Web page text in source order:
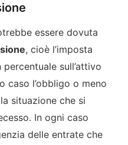
essere dovuta
, cioè l’imposta
sull’attivo
caso l’obbligo o meno
situazione che si
In ogni caso
delle entrate che